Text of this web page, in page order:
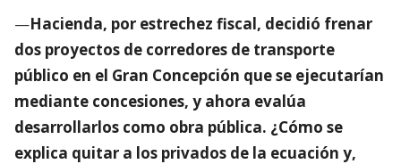
—Hacienda, por estrechez fiscal, decidió frenar
dos proyectos de corredores de transporte
público en el Gran Concepción que se ejecutarían
mediante concesiones, y ahora evalúa
desarrollarlos como obra pública. ¿Cómo se
explica quitar a los privados de la ecuación y,